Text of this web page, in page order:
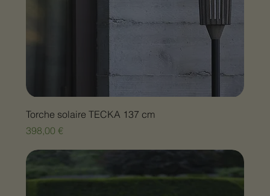
Torche solaire TECKA 137 cm
Prix
398,00 €